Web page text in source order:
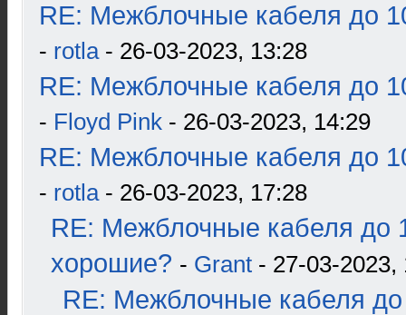
RE: Межблочные кабеля до
- rotla- 26-03-2023, 13:28
RE: Межблочные кабеля до
- Floyd Pink - 26-03-2023, 14:29
RE: Межблочные кабеля до
- rotla- 26-03-2023, 17:28
RE: Межблочные кабеля до
хорошие? - Grant - 27-03-2023,
RE: Межблочные кабеля до